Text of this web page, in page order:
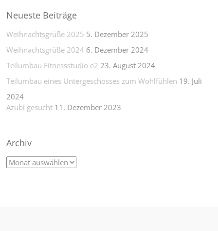
Neueste Beiträge
Weihnachtsgrüße 2025 5. Dezember 2025
Weihnachtsgrüße 2024 6. Dezember 2024
Teilumbau Fitnessstudio e2 23. August 2024
Teilumbau eines Untergeschosses zum Wohlfühlen 19. Juli
2024
Azubi gesucht 11. Dezember 2023
Archiv